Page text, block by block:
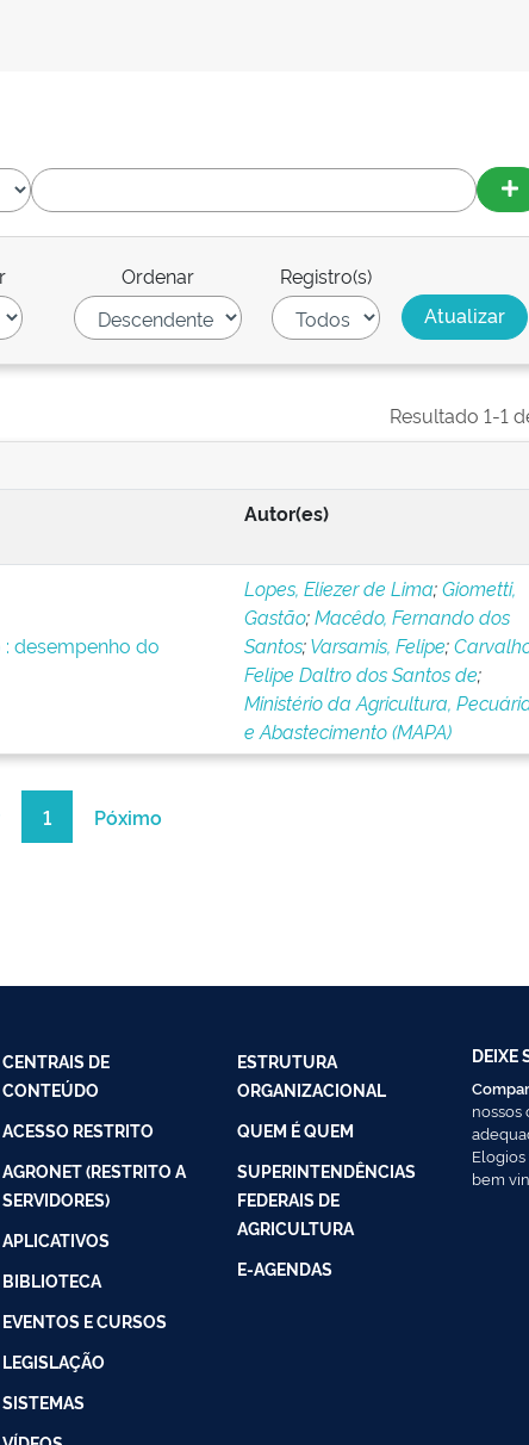
Ordenar Registro(s)
Resultado 1-1
Autor(es)
desempenho do
Lopes, Eliezer de Lima;Giometti,
Gastão;Macêdo, Fernando dos
Santos;Varsamis, Felipe;
Felipe Daltro dos Santos de;
Ministério da Agricultura,
e Abastecimento (MAPA)
1 Póximo
CENTRAIS DE
CONTEÚDO
ACESSO RESTRITO
AGRONET (RESTRITO A
SERVIDORES)
APLICATIVOS
BIBLIOTECA
EVENTOS E CURSOS
LEGISLAÇÃO
SISTEMAS
ESTRUTURA
ORGANIZACIONAL
QUEM É QUEM
SUPERINTENDÊNCIAS
FEDERAIS DE
AGRICULTURA
E-AGENDAS
DEIXE
nossos
bem